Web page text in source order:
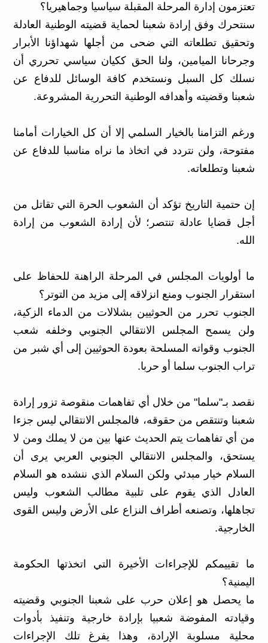
تعتزمون إدارة المرحلة المقبلة سياسيا وجماهيريا؟
سنتحرك وفق إرادة شعبنا لحماية قضيته الوطنية العادلة
وتحقيق تطلعاته التي ضحى من أجلها شهداؤنا الأبرار
وجرحانا الميامين، ولنا الحق ككيان سياسي تحرري أن
نسلك كل السبل ونستخدم كافة الوسائل للدفاع عن
شعبنا وقضيته وأهدافه الوطنية التحررية المشروعة.
ورغم التزامنا بالخيار السلمي إلا أن كل الخيارات أمامنا
مفتوحة، ولن نتردد في اتخاذ ما نراه مناسبا للدفاع عن
شعبنا وتطلعاته.
إن حتمية التاريخ تؤكد أن الشعوب الحرة التي تقاتل من
أجل قضايا عادلة تنتصر؛ لأن إرادة الشعوب من إرادة
الله.
ما أولويات المجلس في المرحلة الراهنة للحفاظ على
استقرار الجنوب ومنع انزلاقه إلى مزيد من التوتر؟
الجنوب تحرر من الحوثيين بشلالات من الدماء الزكية،
ولن يسمح المجلس الانتقالي الجنوبي وخلفه شعب
الجنوب وقواته المسلحة بعودة الحوثيين إلى أي شبر من
تراب الجنوب سلما أو حربا.
نقصد بـ"سلما" من خلال أي تفاهمات منقوصة تزور إرادة
شعبنا وتنتقص من حقوقه، فالمجلس الانتقالي ليس جزءا
من أي تفاهمات يتم الحديث عنها بين من لا يملك ومن لا
يستحق، والمجلس الانتقالي الجنوبي العربي يرى أن
السلام خيار مبدئي ولكن السلام الذي ننشده هو السلام
العادل الذي يقوم على تلبية مطالب الشعوب وليس
تجاهلها، وتصنعه أطراف النزاع على الأرض وليس القوى
الخارجية.
ما تقييمكم للإجراءات الأخيرة التي اتخذتها الحكومة
اليمنية؟
ما يحصل هو إعلان حرب على شعبنا الجنوبي وقضيته
وقيادته المفوضة شعبيا بإرادة خارجية وتنفيذ بأدوات
محلية مسلوبة الإرادة، وهذا يفرغ تلك الإجراءات